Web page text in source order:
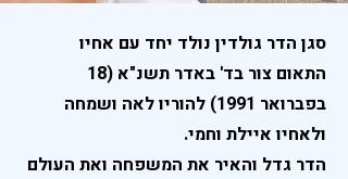
סגן הדר גולדין נולד יחד עם אחיו
התאום צור בד' באדר תשנ"א (18
בפברואר 1991) להוריו לאה ושמחה
ולאחיו איילת וחמי.
הדר גדל והאיר את המשפחה ואת העולם